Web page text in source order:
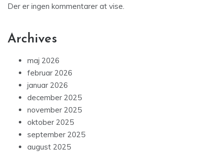
Der er ingen kommentarer at vise.
Archives
maj 2026
februar 2026
januar 2026
december 2025
november 2025
oktober 2025
september 2025
august 2025